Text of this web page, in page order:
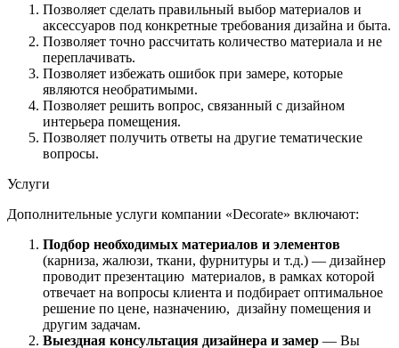
Позволяет сделать правильный выбор материалов и
аксессуаров под конкретные требования дизайна и быта.
Позволяет точно рассчитать количество материала и не
переплачивать.
Позволяет избежать ошибок при замере, которые
являются необратимыми.
Позволяет решить вопрос, связанный с дизайном
интерьера помещения.
Позволяет получить ответы на другие тематические
вопросы.
Услуги
Дополнительные услуги компании «Decorate» включают:
Подбор необходимых материалов и элементов
(карниза, жалюзи, ткани, фурнитуры и т.д.) — дизайнер
проводит презентацию материалов, в рамках которой
отвечает на вопросы клиента и подбирает оптимальное
решение по цене, назначению, дизайну помещения и
другим задачам.
Выездная консультация дизайнера и замер — Вы